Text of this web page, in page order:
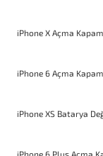
iPhone X Açma
iPhone 6 Açma
iPhone XS Batarya
iPhone 6 Plus Açma